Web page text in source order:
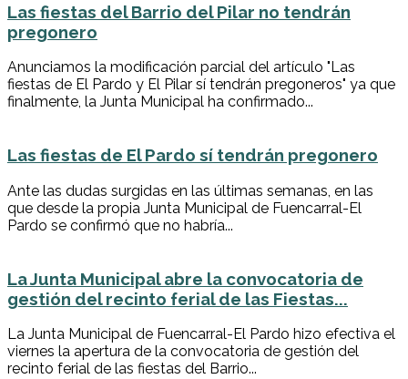
Las fiestas del Barrio del Pilar no tendrán
pregonero
Anunciamos la modificación parcial del artículo "Las
fiestas de El Pardo y El Pilar sí tendrán pregoneros" ya que
finalmente, la Junta Municipal ha confirmado...
Las fiestas de El Pardo sí tendrán pregonero
Ante las dudas surgidas en las últimas semanas, en las
que desde la propia Junta Municipal de Fuencarral-El
Pardo se confirmó que no habría...
La Junta Municipal abre la convocatoria de
gestión del recinto ferial de las Fiestas...
La Junta Municipal de Fuencarral-El Pardo hizo efectiva el
viernes la apertura de la convocatoria de gestión del
recinto ferial de las fiestas del Barrio...